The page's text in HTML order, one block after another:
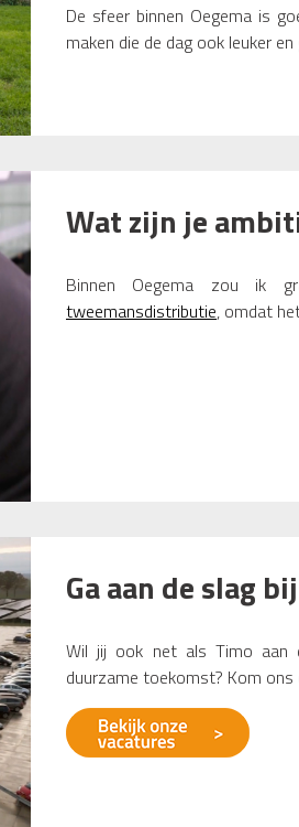
De sfeer binnen Oegema is
maken die de dag ook leuker en
Wat zijn je
Binnen Oegema zou ik
tweemansdistributie, omdat
Ga aan de slag
Wil jij ook net als Timo aan
duurzame toekomst? Kom ons